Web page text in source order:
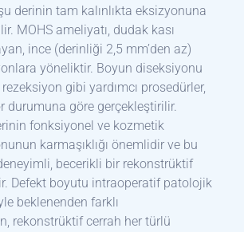
derinin tam kalınlıkta eksizyonuna
MOHS ameliyatı, dudak kası
ince (derinliği 2,5 mm’den az)
yöneliktir. Boyun diseksiyonu
gibi yardımcı prosedürler,
durumuna göre gerçekleştirilir.
fonksiyonel ve kozmetik
karmaşıklığı önemlidir ve bu
becerikli bir rekonstrüktif
Defekt boyutu intraoperatif patolojik
beklenenden farklı
rekonstrüktif cerrah her türlü